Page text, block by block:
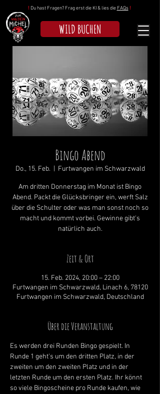
! Du hast Fragen? Frag erst die KI & lies die FAQs !
WILD BUCHEN
Bingo Abend
Do., 15. Feb. Furtwangen im Schwarzwald
Am dritten Donnerstag im Monat ist Bingo
Abend. Packt die Glücksbringer ein, werft Salz
über die Schulter oder was man sonst noch so
macht und kommt vorbei. Gewinne gibt's
natürlich auch.
Zeit & Ort
15. Feb. 2024, 20:00 – 22:00
Furtwangen im Schwarzwald, Linach 6, 78120
Furtwangen im Schwarzwald, Deutschland
Über die Veranstaltung
Es werden drei Runden Bingo gespielt. In
Runde 1 geht's um den dritten Platz, in der
zweiten um den zweiten Platz und in der
letzten Runde um den ersten Platz. Ihr könnt
so viele Bingoscheine pro Runde kaufen, wie